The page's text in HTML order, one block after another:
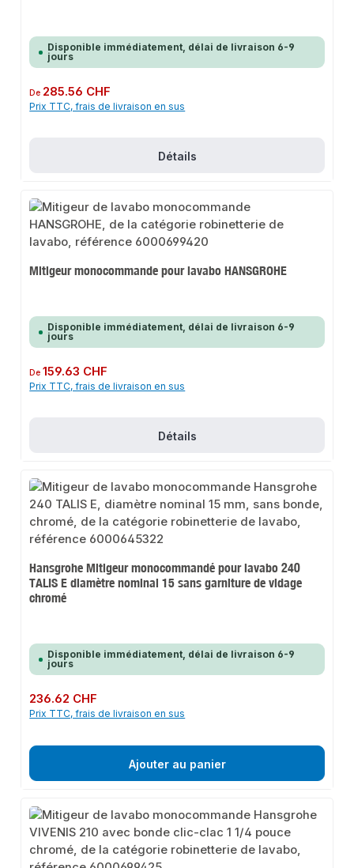
Disponible immédiatement, délai de livraison 6-9
jours
Prix régulier :
De 285.56 CHF
Prix TTC, frais de livraison en sus
Détails
Mitigeur monocommande pour lavabo HANSGROHE
Disponible immédiatement, délai de livraison 6-9
jours
Prix régulier :
De159.63 CHF
Prix TTC, frais de livraison en sus
Détails
Hansgrohe Mitigeur monocommandé pour lavabo 240
TALIS E diamètre nominal 15 sans garniture de vidage
chromé
Disponible immédiatement, délai de livraison 6-9
jours
Prix régulier :
236.62 CHF
Prix TTC, frais de livraison en sus
Ajouter au panier